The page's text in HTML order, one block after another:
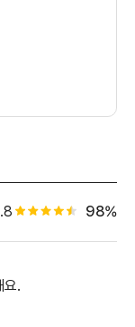
별점 4.5개 별점 백
98%
요.